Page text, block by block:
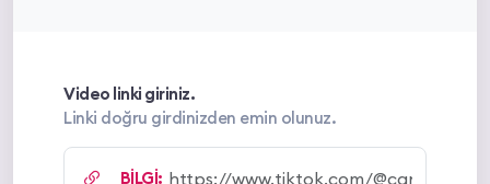
Video linki giriniz.
Linki doğru girdinizden emin olunuz.
BİLGİ: